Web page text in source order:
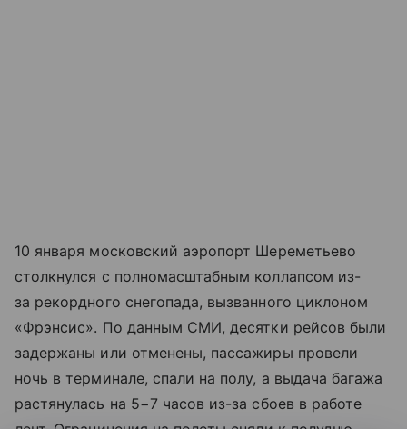
10 января московский аэропорт Шереметьево
столкнулся с полномасштабным коллапсом из-
за рекордного снегопада, вызванного циклоном
«Фрэнсис». По данным СМИ, десятки рейсов были
задержаны или отменены, пассажиры провели
ночь в терминале, спали на полу, а выдача багажа
растянулась на 5−7 часов из-за сбоев в работе